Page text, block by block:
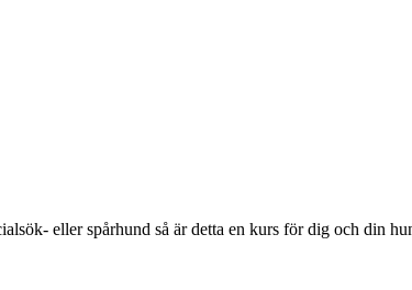
eller spårhund så är detta en kurs för dig och din